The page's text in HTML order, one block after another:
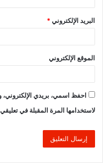
البريد الإلكتروني*
الموقع الإلكتروني
احفظ اسمي، بريدي الإلكتروني،
لاستخدامها المرة المقبلة في